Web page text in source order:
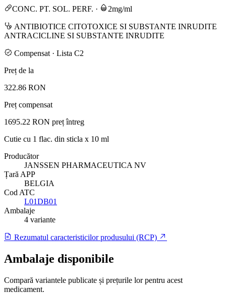
CONC. PT. SOL. PERF. · 2mg/ml
ANTIBIOTICE CITOTOXICE SI SUBSTANTE INRUDITE
ANTRACICLINE SI SUBSTANTE INRUDITE
Compensat · Lista C2
Preț de la
322.86 RON
Preț compensat
1695.22 RON preț întreg
Cutie cu 1 flac. din sticla x 10 ml
Producător
JANSSEN PHARMACEUTICA NV
Țară APP
BELGIA
Cod ATC
L01DB01
Ambalaje
4 variante
Rezumatul caracteristicilor produsului (RCP)
Ambalaje disponibile
Compară variantele publicate și prețurile lor pentru acest
medicament.